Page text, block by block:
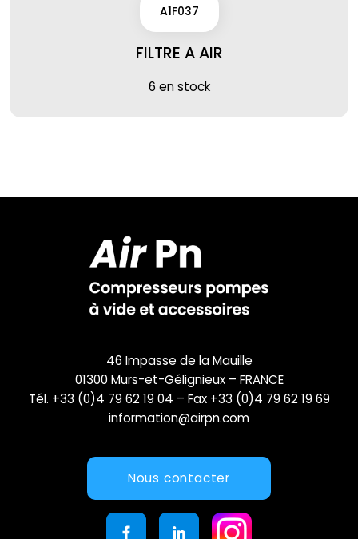
A1F037
FILTRE A AIR
6 en stock
46 Impasse de la Mauille
01300 Murs-et-Gélignieux – FRANCE
Tél. +33 (0)4 79 62 19 04 – Fax +33 (0)4 79 62 19 69
information@airpn.com
Nous contacter